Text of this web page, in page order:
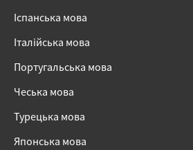
Іспанська мова
Італійська мова
Португальська мова
Чеська мова
Турецька мова
Японська мова